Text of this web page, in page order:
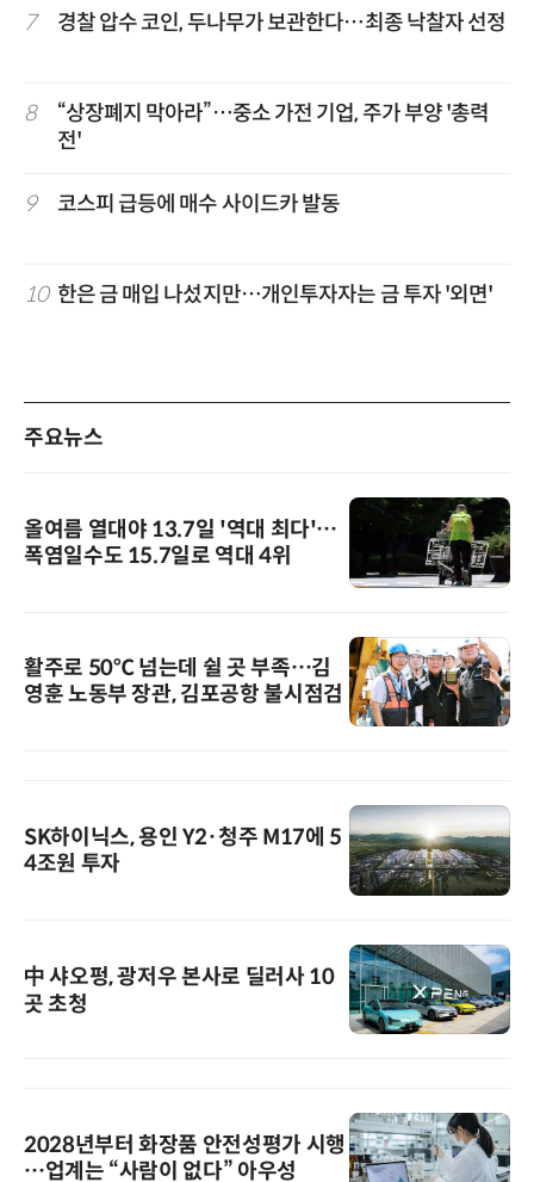
7 경찰 압수 코인, 두나무가 보관한다…최종 낙찰자 선정
8
“상장폐지 막아라”…중소 가전 기업, 주가 부양 '총력
전'
9 코스피 급등에 매수 사이드카 발동
10 한은 금 매입 나섰지만…개인투자자는 금 투자 '외면'
주요뉴스
올여름 열대야 13.7일 '역대 최다'…
폭염일수도 15.7일로 역대 4위
활주로 50℃ 넘는데 쉴 곳 부족…김
영훈 노동부 장관, 김포공항 불시점검
SK하이닉스, 용인 Y2·청주 M17에 5
4조원 투자
中 샤오펑, 광저우 본사로 딜러사 10
곳 초청
2028년부터 화장품 안전성평가 시행
…업계는 “사람이 없다” 아우성